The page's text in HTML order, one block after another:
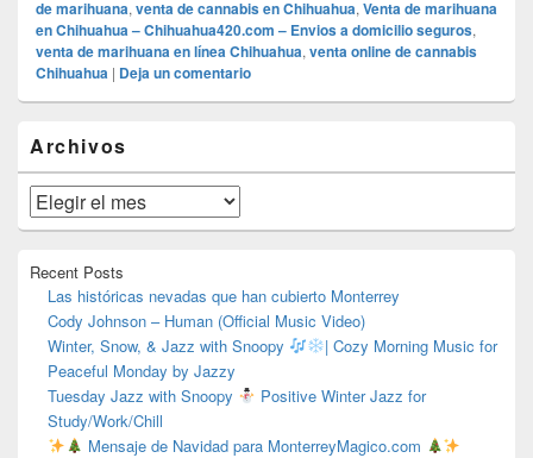
de marihuana, venta de cannabis en Chihuahua, Venta de marihuana
en Chihuahua – Chihuahua420.com – Envios a domicilio seguros,
venta de marihuana en línea Chihuahua, venta online de cannabis
Chihuahua | Deja un comentario
área
de
widget
barra
lateral
Archivos
Archivos
Recent Posts
Las históricas nevadas que han cubierto Monterrey
Cody Johnson – Human (Official Music Video)
Winter, Snow, & Jazz with Snoopy
| Cozy Morning Music for
Peaceful Monday by Jazzy
Tuesday Jazz with Snoopy
Positive Winter Jazz for
Study/Work/Chill
Mensaje de Navidad para MonterreyMagico.com